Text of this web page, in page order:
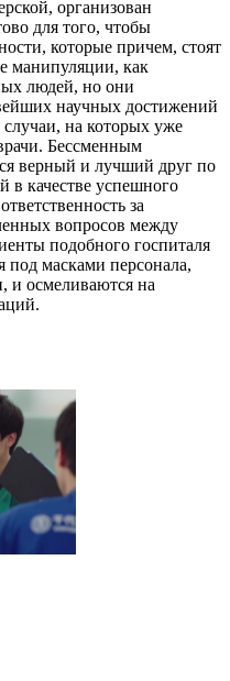
организован
для того, чтобы
которые причем, стоят
манипуляции, как
людей, но они
научных достижений
случаи, на которых уже
Бессменным
верный и лучший друг по
качестве успешного
за
вопросов между
подобного госпиталя
под масками персонала,
и осмеливаются на